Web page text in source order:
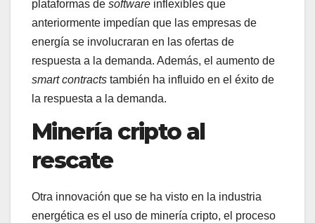
plataformas de software inflexibles que
anteriormente impedían que las empresas de
energía se involucraran en las ofertas de
respuesta a la demanda. Además, el aumento de
smart contracts también ha influido en el éxito de
la respuesta a la demanda.
Minería cripto al
rescate
Otra innovación que se ha visto en la industria
energética es el uso de minería cripto, el proceso